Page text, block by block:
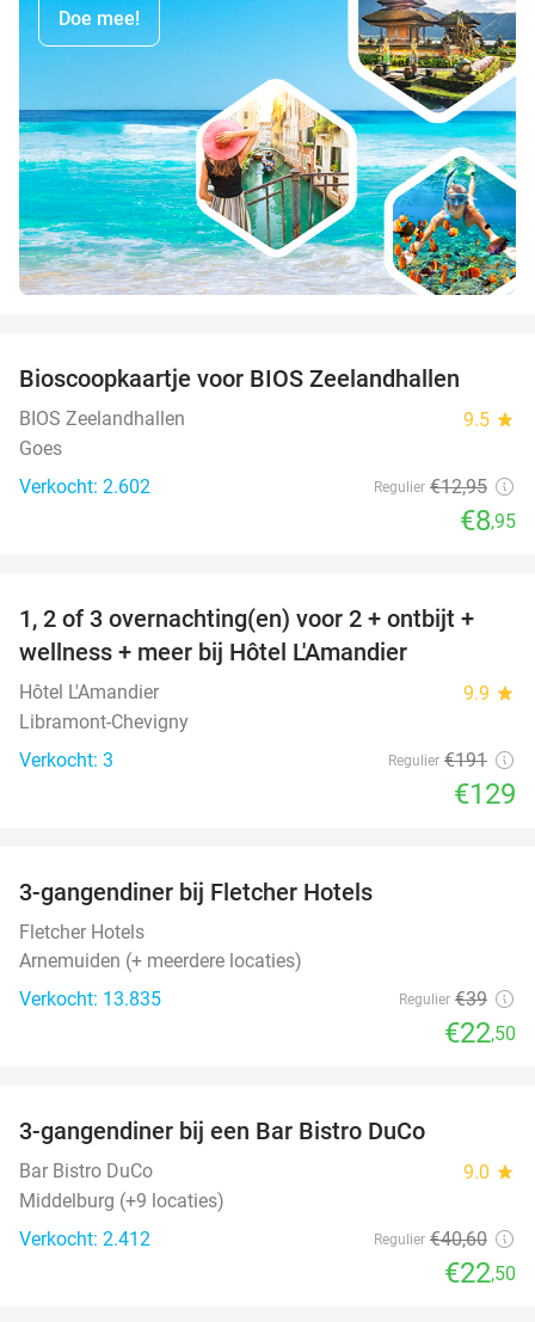
Doe mee!
Bioscoopkaartje voor BIOS Zeelandhallen
BIOS Zeelandhallen 9.5 star
Goes
Verkocht: 2.602
Regulier €12,95
€8,95
32%
TODAY
1, 2 of 3 overnachting(en) voor 2 + ontbijt +
wellness + meer bij Hôtel L'Amandier
Hôtel L'Amandier 9.9 star
Libramont-Chevigny
Verkocht: 3
Regulier €191
€129
3-gangendiner bij Fletcher Hotels
Fletcher Hotels
Arnemuiden (+ meerdere locaties)
Verkocht: 13.835
Regulier €39
€22,50
3-gangendiner bij een Bar Bistro DuCo
Bar Bistro DuCo 9.0 star
Middelburg (+9 locaties)
Verkocht: 2.412
Regulier €40,60
€22,50